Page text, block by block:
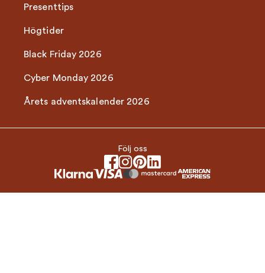
Presenttips
Högtider
Black Friday 2026
Cyber Monday 2026
Årets adventskalender 2026
Följ oss